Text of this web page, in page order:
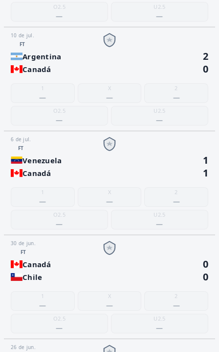
O2.5
—
U2.5
—
10 de jul.
FT
Argentina 2
Canadá 0
1
—
X
—
2
—
O2.5
—
U2.5
—
6 de jul.
FT
Venezuela 1
Canadá 1
1
—
X
—
2
—
O2.5
—
U2.5
—
30 de jun.
FT
Canadá 0
Chile 0
1
—
X
—
2
—
O2.5
—
U2.5
—
26 de jun.